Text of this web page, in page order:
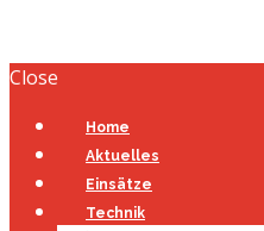
Close
Home
Aktuelles
Einsätze
Technik